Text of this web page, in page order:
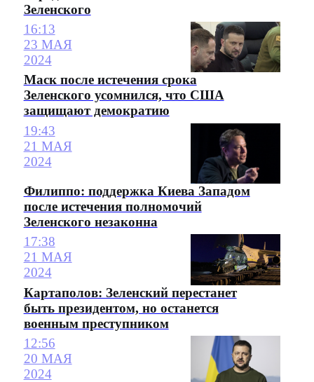
Зеленского
16:13
23 МАЯ
2024
Маск после истечения срока
Зеленского усомнился, что США
защищают демократию
19:43
21 МАЯ
2024
Филиппо: поддержка Киева Западом
после истечения полномочий
Зеленского незаконна
17:38
21 МАЯ
2024
Картаполов: Зеленский перестанет
быть президентом, но останется
военным преступником
12:56
20 МАЯ
2024